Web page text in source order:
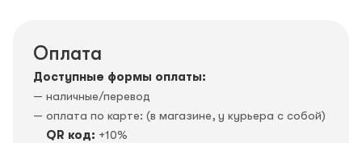
Оплата
Доступные формы оплаты:
— наличные/перевод
— оплата по карте: (в магазине, у курьера с собой)
QR код: +10%